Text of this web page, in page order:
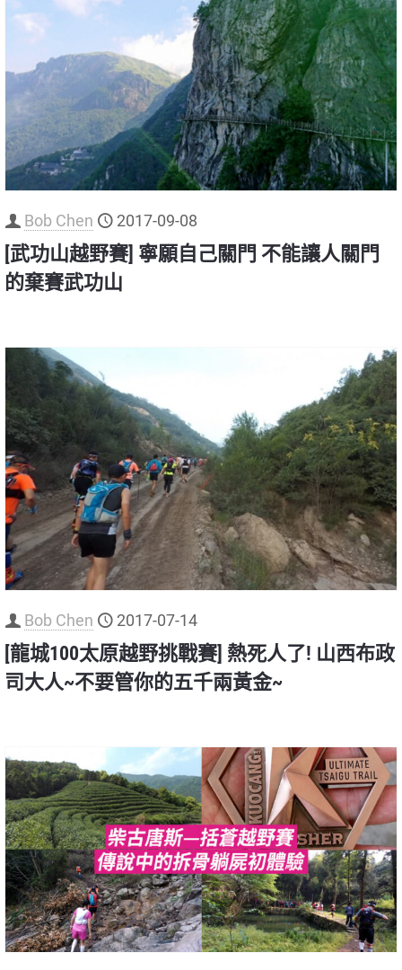
Bob Chen 2017-09-08
[武功山越野賽] 寧願自己關門 不能讓人關門
的棄賽武功山
Bob Chen 2017-07-14
[龍城100太原越野挑戰賽] 熱死人了! 山西布政
司大人~不要管你的五千兩黃金~